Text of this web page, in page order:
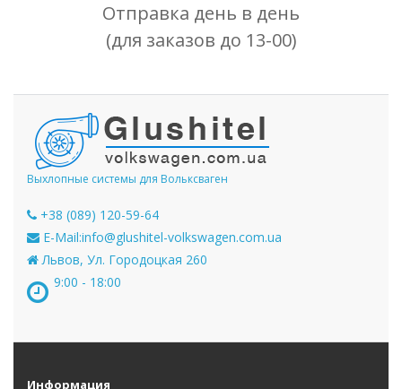
Отправка день в день
(для заказов до 13-00)
Выхлопные системы для Вольксваген
+38 (089) 120-59-64
E-Mail:info@glushitel-volkswagen.com.ua
Львов, Ул. Городоцкая 260
9:00 - 18:00
Информация